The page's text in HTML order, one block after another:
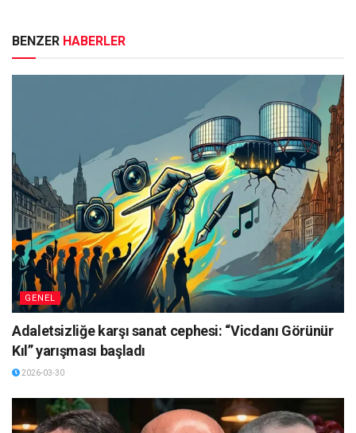
BENZER HABERLER
GENEL
Adaletsizliğe karşı sanat cephesi: “Vicdanı Görünür
Kıl” yarışması başladı
2026-03-30